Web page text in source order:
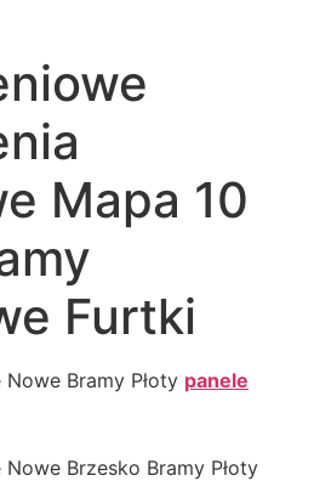
Mapa 10
Furtki
Bramy Płoty panele
Brzesko Bramy Płoty